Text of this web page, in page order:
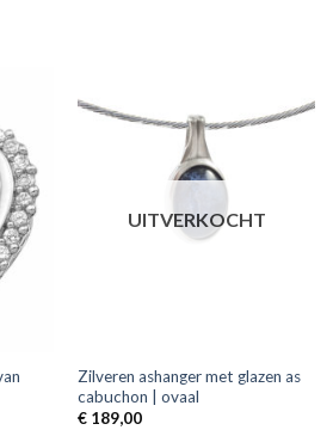
UITVERKOCHT
Zilveren ashanger met glazen as
cabuchon | ovaal
€189,00